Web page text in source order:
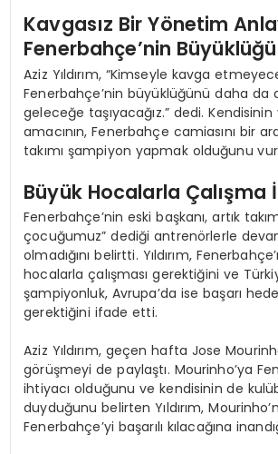
Kavgasız Bir Yönetim
Fenerbahçe’nin Büyüklüğü
Aziz Yıldırım, “Kimseyle kavga
Fenerbahçe’nin büyüklüğünü daha da
geleceğe taşıyacağız.” dedi.
amacının, Fenerbahçe camiasını bir
takımı şampiyon yapmak olduğunu
Büyük Hocalarla Çalışma
Fenerbahçe’nin eski başkanı, artık
çocuğumuz” dediği antrenörlerle
olmadığını belirtti. Yıldırım,
hocalarla çalışması gerektiğini ve
şampiyonluk, Avrupa’da ise başarı
gerektiğini ifade etti.
Aziz Yıldırım, geçen hafta Jose
görüşmeyi de paylaştı. Mourinho’ya
ihtiyacı olduğunu ve kendisinin de
duyduğunu belirten Yıldırım,
Fenerbahçe’yi başarılı kılacağına